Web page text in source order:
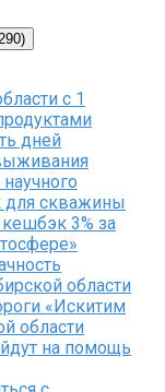
с 1
дней
для скважины
3% за
области
«Искитим
области
на помощь